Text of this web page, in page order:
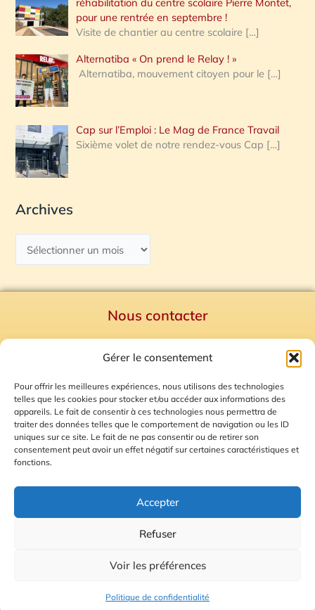
Gérer le consentement
Pour offrir les meilleures expériences, nous utilisons des technologies
telles que les cookies pour stocker et/ou accéder aux informations des
appareils. Le fait de consentir à ces technologies nous permettra de
traiter des données telles que le comportement de navigation ou les ID
uniques sur ce site. Le fait de ne pas consentir ou de retirer son
consentement peut avoir un effet négatif sur certaines caractéristiques et
fonctions.
Accepter
Refuser
Voir les préférences
Politique de confidentialité
pour une rentrée en septembre !
Visite de chantier au centre scolaire […]
Alternatiba « On prend le Relay ! »
Alternatiba, mouvement citoyen pour le […]
Cap sur l’Emploi : Le Mag de France Travail
Sixième volet de notre rendez-vous Cap […]
Archives
Nous contacter
Mentions Légales
Plan du site
Gestion des Cookies
© 2026 Radio Calade